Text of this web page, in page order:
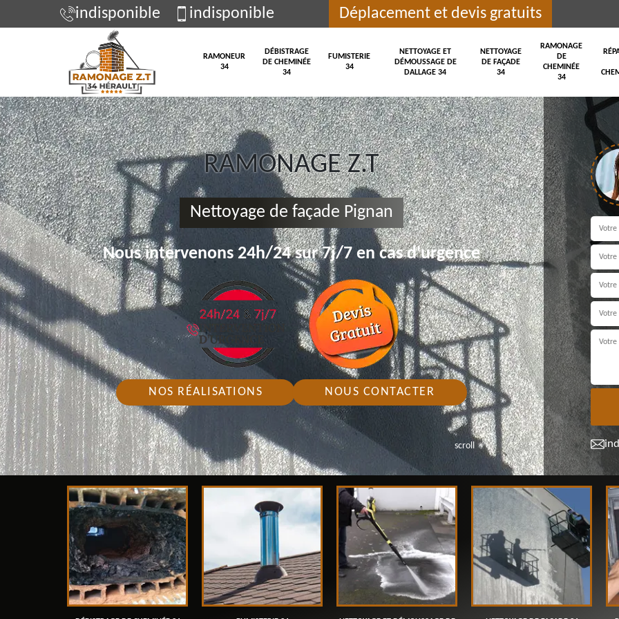
indisponible indisponible Déplacement et devis gratuits
RAMONEUR
34
DÉBISTRAGE
DE CHEMINÉE
34
FUMISTERIE
34
NETTOYAGE ET
DÉMOUSSAGE DE
DALLAGE 34
NETTOYAGE
DE FAÇADE
34
RAMONAGE
DE
CHEMINÉE
34
scroll
RAMONAGE Z.T
Nettoyage de façade Pignan
Nous intervenons 24h/24 sur 7j/7 en cas d'urgence
NOS RÉALISATIONS NOUS CONTACTER